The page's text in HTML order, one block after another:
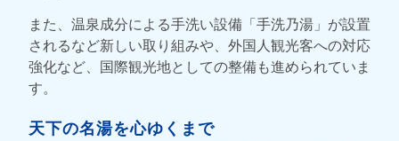
また、温泉成分による手洗い設備「手洗乃湯」が設置
されるなど新しい取り組みや、外国人観光客への対応
強化など、国際観光地としての整備も進められていま
す。
天下の名湯を心ゆくまで